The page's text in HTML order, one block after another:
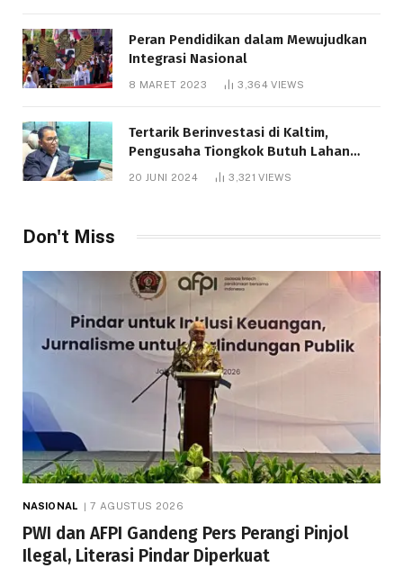
Peran Pendidikan dalam Mewujudkan
Integrasi Nasional
8 MARET 2023 3,364VIEWS
Tertarik Berinvestasi di Kaltim,
Pengusaha Tiongkok Butuh Lahan
20 JUNI 2024 3,321VIEWS
Don't Miss
NASIONAL 7 AGUSTUS 2026
PWI dan AFPI Gandeng Pers Perangi Pinjol
Ilegal, Literasi Pindar Diperkuat